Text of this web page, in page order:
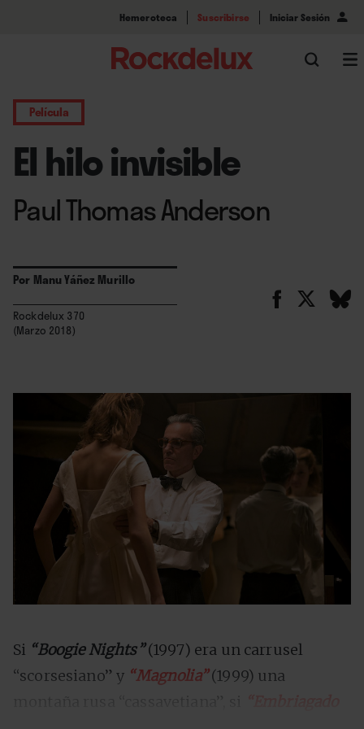
Hemeroteca Suscribirse Iniciar Sesión
Película
El hilo invisible
Paul Thomas Anderson
Por Manu Yáñez Murillo
Rockdelux 370
(Marzo 2018)
Si “Boogie Nights”(1997) era un carrusel
“scorsesiano” y “Magnolia”(1999) una